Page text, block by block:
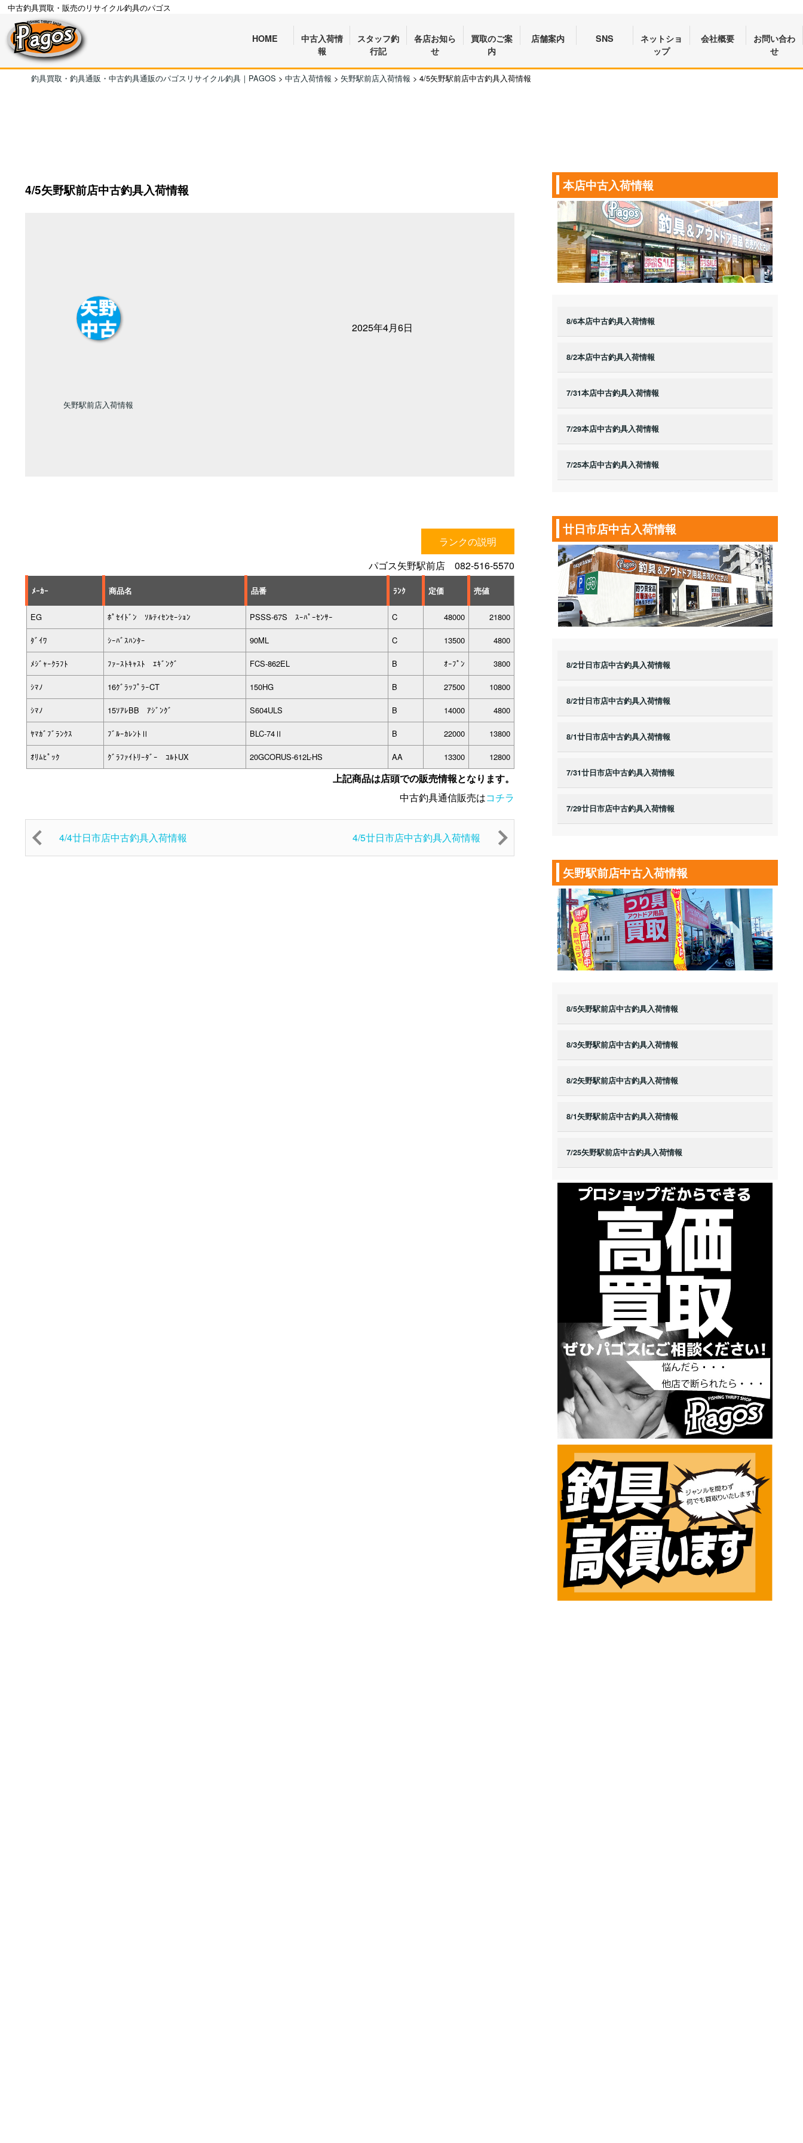
中古釣具買取・販売のリサイクル釣具のパゴス
HOME
中古入荷情
報
スタッフ釣
行記
各店お知ら
せ
買取のご案
内
店舗案内 SNS
ネットショ
ップ
会社概要
お問い合わ
せ
釣具買取・釣具通販・中古釣具通販のパゴスリサイクル釣具｜PAGOS > 中古入荷情報 > 矢野駅前店入荷情報 > 4/5矢野駅前店中古釣具入荷情報
4/5矢野駅前店中古釣具入荷情報
矢野駅前店入荷情報
2025年4月6日
ランクの説明
パゴス矢野駅前店 082-516-5570
ﾒｰｶｰ 商品名 品番 ﾗﾝｸ 定価 売値
EG ﾎﾟｾｲﾄﾞﾝ ｿﾙﾃｨｾﾝｾｰｼｮﾝ PSSS-67S ｽｰﾊﾟｰｾﾝｻｰ C 48000 21800
ﾀﾞｲﾜ ｼｰﾊﾞｽﾊﾝﾀｰ 90ML C 13500 4800
ﾒｼﾞｬｰｸﾗﾌﾄ ﾌｧｰｽﾄｷｬｽﾄ ｴｷﾞﾝｸﾞ FCS-862EL B ｵｰﾌﾟﾝ 3800
ｼﾏﾉ 16ｸﾞﾗｯﾌﾟﾗｰCT 150HG B 27500 10800
ｼﾏﾉ 15ｿｱﾚBB ｱｼﾞﾝｸﾞ S604ULS B 14000 4800
ﾔﾏｶﾞﾌﾞﾗﾝｸｽ ﾌﾞﾙｰｶﾚﾝﾄⅡ BLC-74Ⅱ B 22000 13800
ｵﾘﾑﾋﾟｯｸ ｸﾞﾗﾌｧｲﾄﾘｰﾀﾞｰ ｺﾙﾄUX 20GCORUS-612L-HS AA 13300 12800
上記商品は店頭での販売情報となります。
中古釣具通信販売はコチラ
4/4廿日市店中古釣具入荷情報 4/5廿日市店中古釣具入荷情報
本店中古入荷情報
8/6本店中古釣具入荷情報
8/2本店中古釣具入荷情報
7/31本店中古釣具入荷情報
7/29本店中古釣具入荷情報
7/25本店中古釣具入荷情報
廿日市店中古入荷情報
8/2廿日市店中古釣具入荷情報
8/2廿日市店中古釣具入荷情報
8/1廿日市店中古釣具入荷情報
7/31廿日市店中古釣具入荷情報
7/29廿日市店中古釣具入荷情報
矢野駅前店中古入荷情報
8/5矢野駅前店中古釣具入荷情報
8/3矢野駅前店中古釣具入荷情報
8/2矢野駅前店中古釣具入荷情報
8/1矢野駅前店中古釣具入荷情報
7/25矢野駅前店中古釣具入荷情報